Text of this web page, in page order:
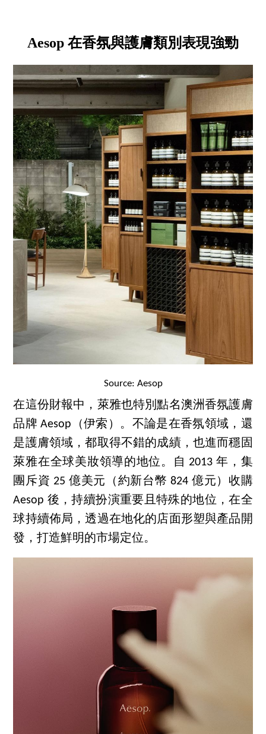
Aesop 在香氛與護膚類別表現強勁
Source: Aesop
在這份財報中，萊雅也特別點名澳洲香氛護膚
品牌 Aesop（伊索）。不論是在香氛領域，還
是護膚領域，都取得不錯的成績，也進而穩固
萊雅在全球美妝領導的地位。自 2013 年，集
團斥資 25 億美元（約新台幣 824 億元）收購
Aesop 後，持續扮演重要且特殊的地位，在全
球持續佈局，透過在地化的店面形塑與產品開
發，打造鮮明的市場定位。